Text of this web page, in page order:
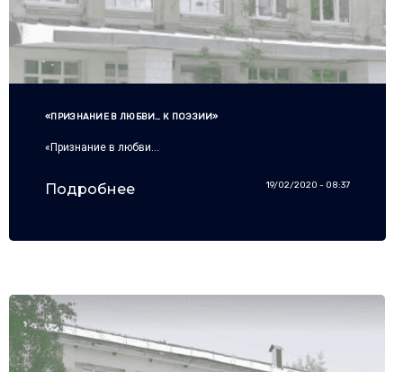
«ПРИЗНАНИЕ В ЛЮБВИ… К ПОЭЗИИ»
«Признание в любви…
Подробнее 19/02/2020 - 08:37